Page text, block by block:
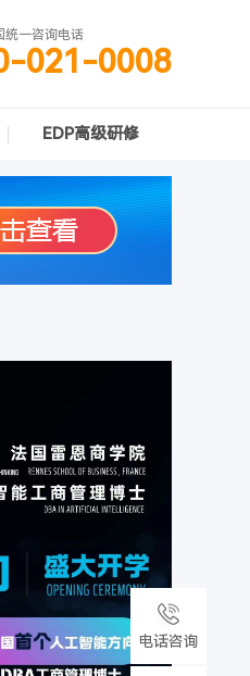
统一咨询电话
021-0008
EDP高级研修
电话咨询